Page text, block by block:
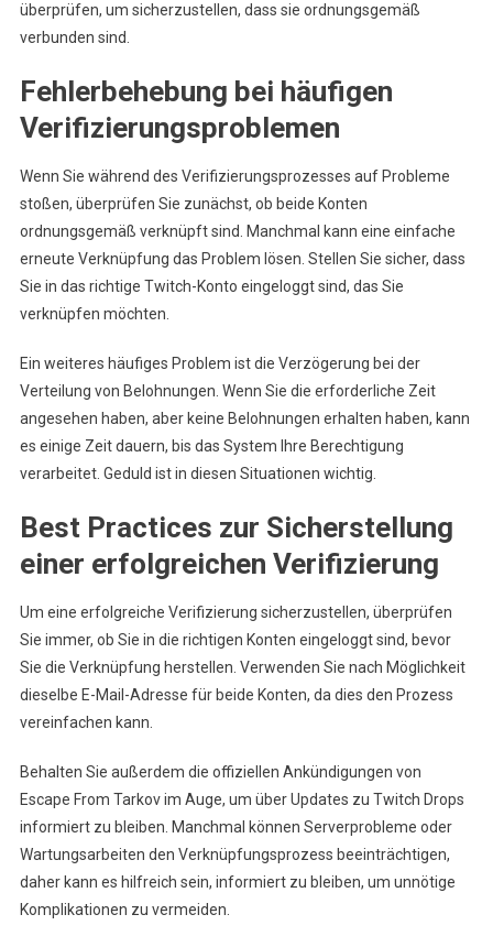
überprüfen, um sicherzustellen, dass sie ordnungsgemäß
verbunden sind.
Fehlerbehebung bei häufigen
Verifizierungsproblemen
Wenn Sie während des Verifizierungsprozesses auf Probleme
stoßen, überprüfen Sie zunächst, ob beide Konten
ordnungsgemäß verknüpft sind. Manchmal kann eine einfache
erneute Verknüpfung das Problem lösen. Stellen Sie sicher, dass
Sie in das richtige Twitch-Konto eingeloggt sind, das Sie
verknüpfen möchten.
Ein weiteres häufiges Problem ist die Verzögerung bei der
Verteilung von Belohnungen. Wenn Sie die erforderliche Zeit
angesehen haben, aber keine Belohnungen erhalten haben, kann
es einige Zeit dauern, bis das System Ihre Berechtigung
verarbeitet. Geduld ist in diesen Situationen wichtig.
Best Practices zur Sicherstellung
einer erfolgreichen Verifizierung
Um eine erfolgreiche Verifizierung sicherzustellen, überprüfen
Sie immer, ob Sie in die richtigen Konten eingeloggt sind, bevor
Sie die Verknüpfung herstellen. Verwenden Sie nach Möglichkeit
dieselbe E-Mail-Adresse für beide Konten, da dies den Prozess
vereinfachen kann.
Behalten Sie außerdem die offiziellen Ankündigungen von
Escape From Tarkov im Auge, um über Updates zu Twitch Drops
informiert zu bleiben. Manchmal können Serverprobleme oder
Wartungsarbeiten den Verknüpfungsprozess beeinträchtigen,
daher kann es hilfreich sein, informiert zu bleiben, um unnötige
Komplikationen zu vermeiden.